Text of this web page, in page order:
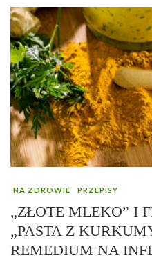
NA ZDROWIE PRZEPISY
„ZŁOTE MLEKO” I
„PASTA Z
REMEDIUM NA